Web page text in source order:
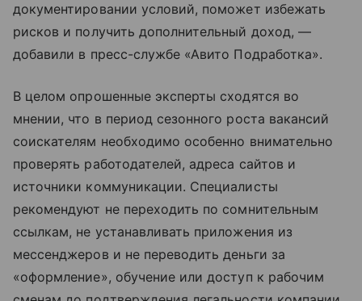
документировании условий, поможет избежать
рисков и получить дополнительный доход, —
добавили в пресс-службе «Авито Подработка».
В целом опрошенные эксперты сходятся во
мнении, что в период сезонного роста вакансий
соискателям необходимо особенно внимательно
проверять работодателей, адреса сайтов и
источники коммуникации. Специалисты
рекомендуют не переходить по сомнительным
ссылкам, не устанавливать приложения из
мессенджеров и не переводить деньги за
«оформление», обучение или доступ к рабочим